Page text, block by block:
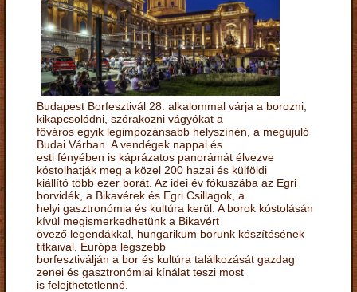
Budapest Borfesztivál 28. alkalommal várja a borozni,
kikapcsolódni, szórakozni vágyókat a
főváros egyik legimpozánsabb helyszínén, a megújuló
Budai Várban. A vendégek nappal és
esti fényében is káprázatos panorámát élvezve
kóstolhatják meg a közel 200 hazai és külföldi
kiállító több ezer borát. Az idei év fókuszába az Egri
borvidék, a Bikavérek és Egri Csillagok, a
helyi gasztronómia és kultúra kerül. A borok kóstolásán
kívül megismerkedhetünk a Bikavért
övező legendákkal, hungarikum borunk készítésének
titkaival. Európa legszebb
borfesztiválján a bor és kultúra találkozását gazdag
zenei és gasztronómiai kínálat teszi most
is felejthetetlenné.